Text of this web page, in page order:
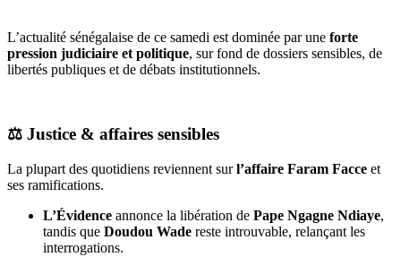
L’actualité sénégalaise de ce samedi est dominée par une forte
pression judiciaire et politique, sur fond de dossiers sensibles, de
libertés publiques et de débats institutionnels.
⚖️ Justice & affaires sensibles
La plupart des quotidiens reviennent surl’affaire Faram Facce et
ses ramifications.
L’Évidence annonce la libération de Pape Ngagne Ndiaye,
tandis que Doudou Wade reste introuvable, relançant les
interrogations.